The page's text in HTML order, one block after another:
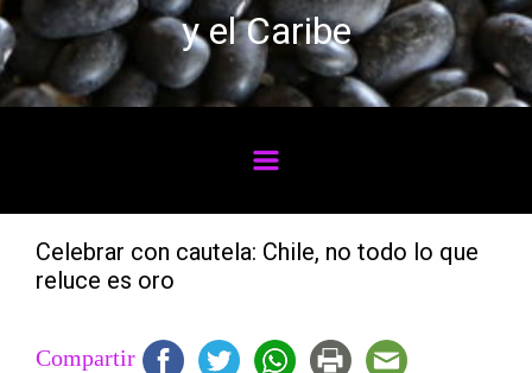
y el Caribe
Celebrar con cautela: Chile, no todo lo que
reluce es oro
Compartir